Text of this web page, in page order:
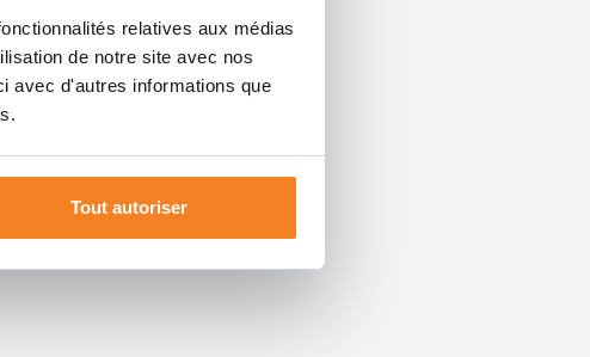
relatives aux médias
de notre site avec nos
avec d'autres informations que
Tout autoriser